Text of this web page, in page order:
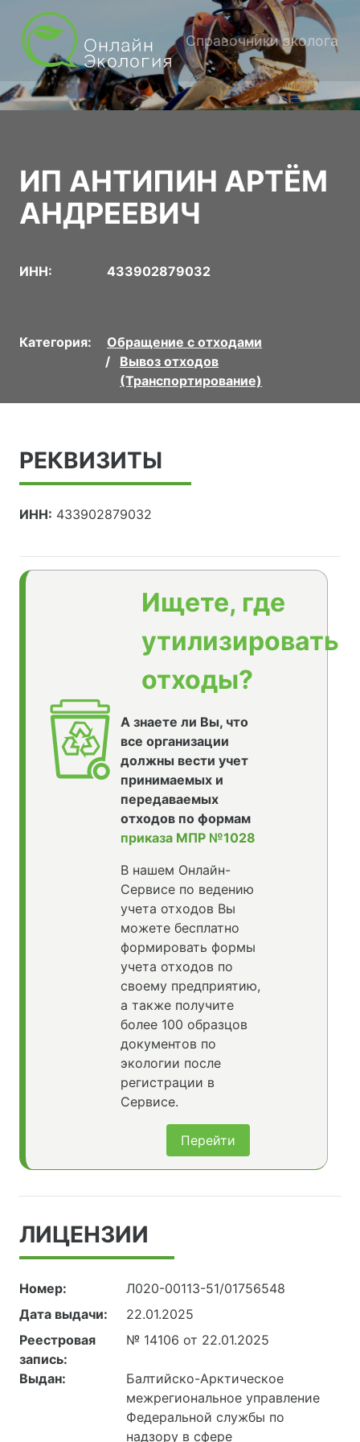
Справочники эколога
ИП АНТИПИН АРТЁМ
АНДРЕЕВИЧ
ИНН: 433902879032
Категория:
Обращение с отходами
Вывоз отходов
(Транспортирование)
РЕКВИЗИТЫ
ИНН: 433902879032
Ищете, где
утилизировать
отходы?
А знаете ли Вы, что
все организации
должны вести учет
принимаемых и
передаваемых
отходов по формам
приказа МПР №1028
В нашем Онлайн-
Сервисе по ведению
учета отходов Вы
можете бесплатно
формировать формы
учета отходов по
своему предприятию,
а также получите
более 100 образцов
документов по
экологии после
регистрации в
Сервисе.
Перейти
ЛИЦЕНЗИИ
Номер:
Л020-00113-51/01756548
Дата выдачи:
22.01.2025
Реестровая
запись:
№ 14106 от 22.01.2025
Выдан:
Балтийско-Арктическое
межрегиональное управление
Федеральной службы по
надзору в сфере